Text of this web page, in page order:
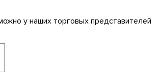
у наших торговых представителей